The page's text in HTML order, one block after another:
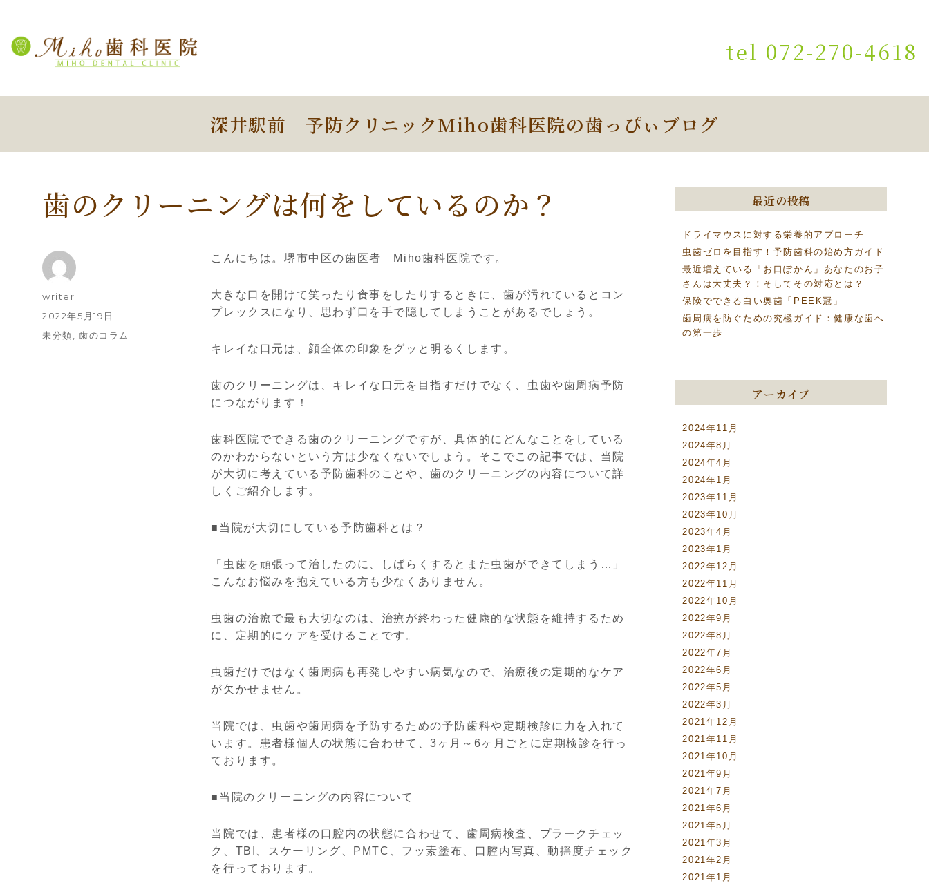
tel 072-270-4618
深井駅前 予防クリニックMiho歯科医院の歯っぴぃブログ
歯のクリーニングは何をしているのか？
こんにちは。堺市中区の歯医者 Miho歯科医院です。
大きな口を開けて笑ったり食事をしたりするときに、歯が汚れているとコン
プレックスになり、思わず口を手で隠してしまうことがあるでしょう。
キレイな口元は、顔全体の印象をグッと明るくします。
歯のクリーニングは、キレイな口元を目指すだけでなく、虫歯や歯周病予防
につながります！
歯科医院でできる歯のクリーニングですが、具体的にどんなことをしている
のかわからないという方は少なくないでしょう。そこでこの記事では、当院
が大切に考えている予防歯科のことや、歯のクリーニングの内容について詳
しくご紹介します。
■当院が大切にしている予防歯科とは？
「虫歯を頑張って治したのに、しばらくするとまた虫歯ができてしまう…」
こんなお悩みを抱えている方も少なくありません。
虫歯の治療で最も大切なのは、治療が終わった健康的な状態を維持するため
に、定期的にケアを受けることです。
虫歯だけではなく歯周病も再発しやすい病気なので、治療後の定期的なケア
が欠かせません。
当院では、虫歯や歯周病を予防するための予防歯科や定期検診に力を入れて
います。患者様個人の状態に合わせて、3ヶ月～6ヶ月ごとに定期検診を行っ
ております。
■当院のクリーニングの内容について
当院では、患者様の口腔内の状態に合わせて、歯周病検査、プラークチェッ
ク、TBI、スケーリング、PMTC、フッ素塗布、口腔内写真、動揺度チェック
を行っております。
投
稿
writer
投
稿
2022年5月19日
カ
未分類 ,歯のコラム
最近の投稿
ドライマウスに対する栄養的アプローチ
虫歯ゼロを目指す！予防歯科の始め方ガイド
最近増えている「お口ぽかん」あなたのお子
さんは大丈夫？！そしてその対応とは？
保険でできる白い奥歯「PEEK冠」
歯周病を防ぐための究極ガイド：健康な歯へ
の第一歩
アーカイブ
2024年11月
2024年8月
2024年4月
2024年1月
2023年11月
2023年10月
2023年4月
2023年1月
2022年12月
2022年11月
2022年10月
2022年9月
2022年8月
2022年7月
2022年6月
2022年5月
2022年3月
2021年12月
2021年11月
2021年10月
2021年9月
2021年7月
2021年6月
2021年5月
2021年3月
2021年2月
2021年1月